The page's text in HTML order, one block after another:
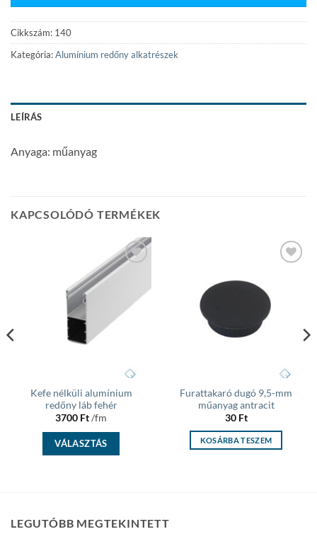
Cikkszám: 140
Kategória:Alumínium redőny alkatrészek
LEÍRÁS
Anyaga: műanyag
KAPCSOLÓDÓ TERMÉKEK
Kefe nélküli alumínium
redőny láb fehér
3700 Ft/fm
VÁLASZTÁS
Furattakaró dugó 9,5-mm
műanyag antracit
30 Ft
KOSÁRBA TESZEM
LEGUTÓBB MEGTEKINTETT